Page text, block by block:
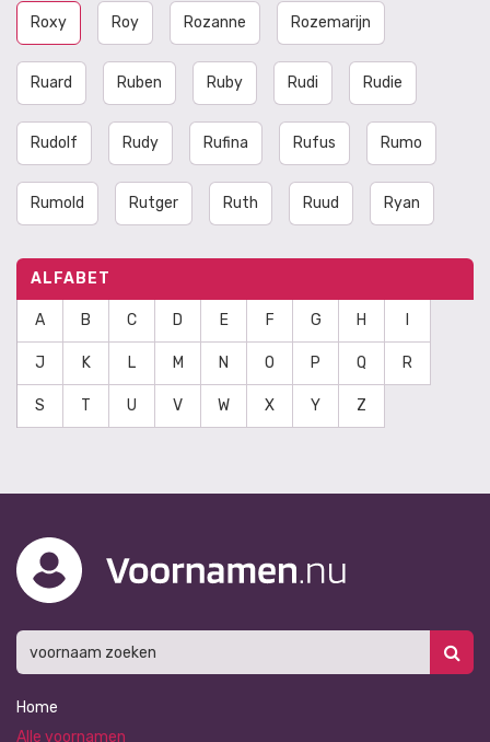
Roxy Roy Rozanne Rozemarijn
Ruard Ruben Ruby Rudi Rudie
Rudolf Rudy Rufina Rufus Rumo
Rumold Rutger Ruth Ruud Ryan
ALFABET
A B C D E F G H
J K L M N O P Q R
S T U V W X Y Z
Home
Alle voornamen